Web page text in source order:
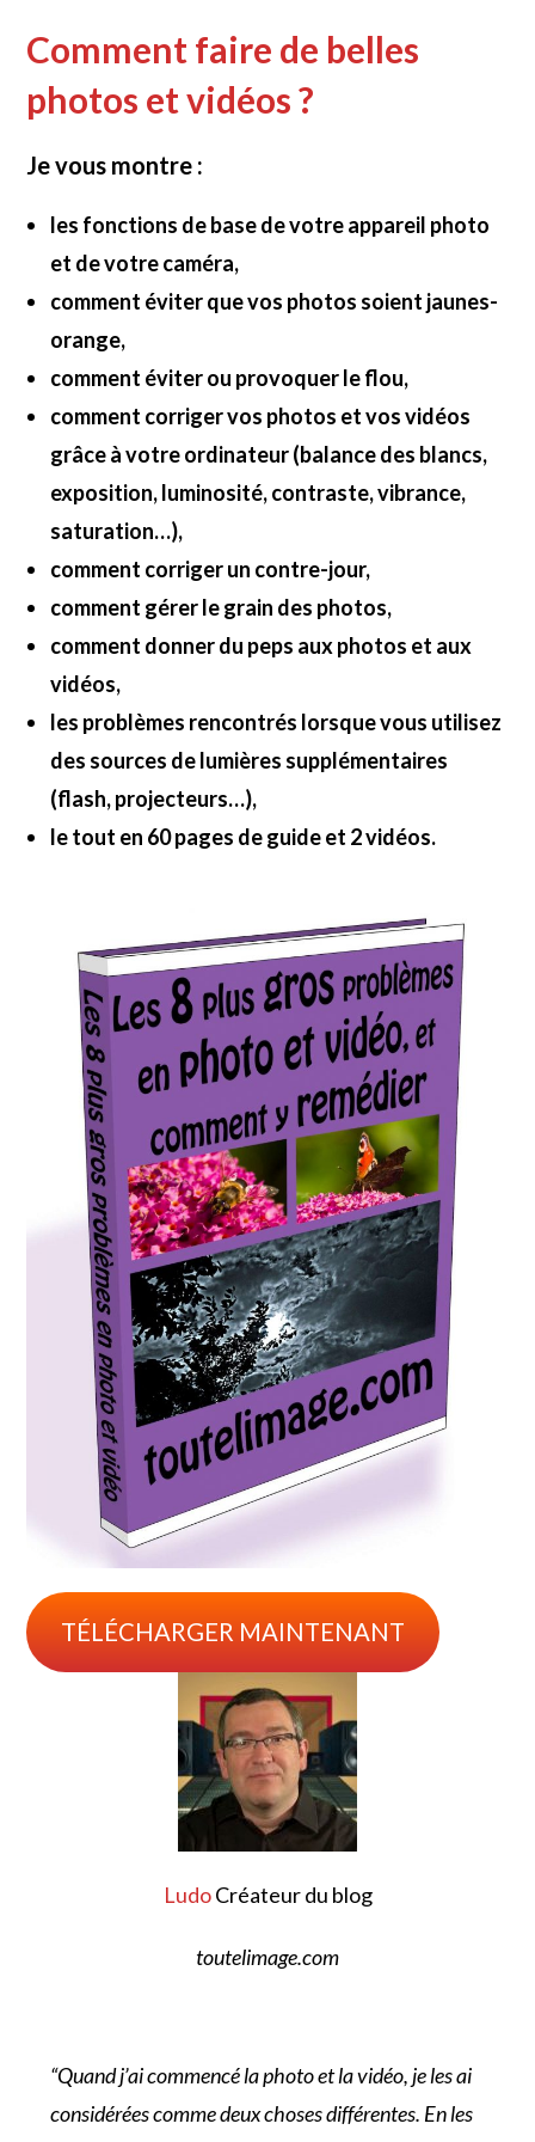
Comment faire de belles
photos et vidéos ?
Je vous montre :
les fonctions de base de votre appareil photo
et de votre caméra,
comment éviter que vos photos soient jaunes-
orange,
comment éviter ou provoquer le flou,
comment corriger vos photos et vos vidéos
grâce à votre ordinateur (balance des blancs,
exposition, luminosité, contraste, vibrance,
saturation…),
comment corriger un contre-jour,
comment gérer le grain des photos,
comment donner du peps aux photos et aux
vidéos,
les problèmes rencontrés lorsque vous utilisez
des sources de lumières supplémentaires
(flash, projecteurs…),
le tout en 60 pages de guide et 2 vidéos.
TÉLÉCHARGER MAINTENANT
LudoCréateur du blog
toutelimage.com
“Quand j’ai commencé la photo et la vidéo, je les ai
considérées comme deux choses différentes. En les